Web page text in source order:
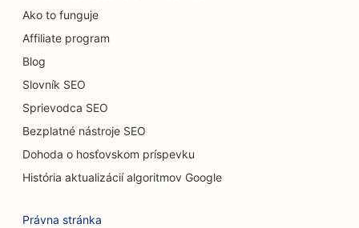
SEO pre predajne kobercov a podláh
SEO pre reštaurácie s príležitostným stravovaním
SEO pre mačacie kaviarne
SEO pre chiropraktikov
SEO pre upratovacie služby
Ako to funguje
Affiliate program
Blog
Slovník SEO
Sprievodca SEO
Bezplatné nástroje SEO
Dohoda o hosťovskom príspevku
História aktualizácií algoritmov Google
Právna stránka